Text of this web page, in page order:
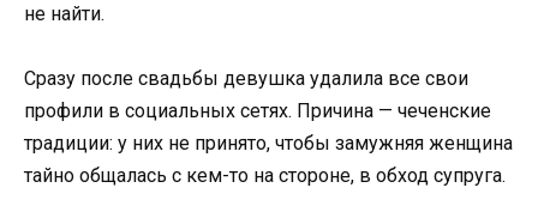
не найти.
Сразу после свадьбы девушка удалила все свои
профили в социальных сетях. Причина — чеченские
традиции: у них не принято, чтобы замужняя женщина
тайно общалась с кем-то на стороне, в обход супруга.